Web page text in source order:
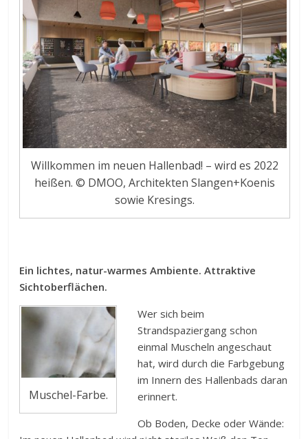
Willkommen im neuen Hallenbad! – wird es 2022
heißen. © DMOO, Architekten Slangen+Koenis
sowie Kresings.
Ein lichtes, natur-warmes Ambiente. Attraktive
Sichtoberflächen.
Muschel-Farbe.
Wer sich beim
Strandspaziergang schon
einmal Muscheln angeschaut
hat, wird durch die Farbgebung
im Innern des Hallenbads daran
erinnert.
Ob Boden, Decke oder Wände: